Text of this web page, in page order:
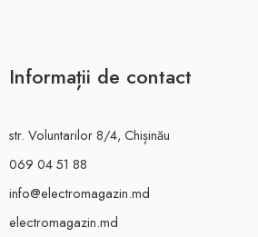
Informații de contact
str. Voluntarilor 8/4, Chișinău
069 04 51 88
info@electromagazin.md
electromagazin.md